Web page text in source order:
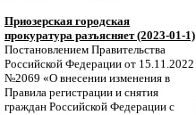
Приозерская городская
прокуратура разъясняет (2023-01-1)
Постановлением Правительства
Российской Федерации от 15.11.2022
№2069 «О внесении изменения в
Правила регистрации и снятия
граждан Российской Федерации с